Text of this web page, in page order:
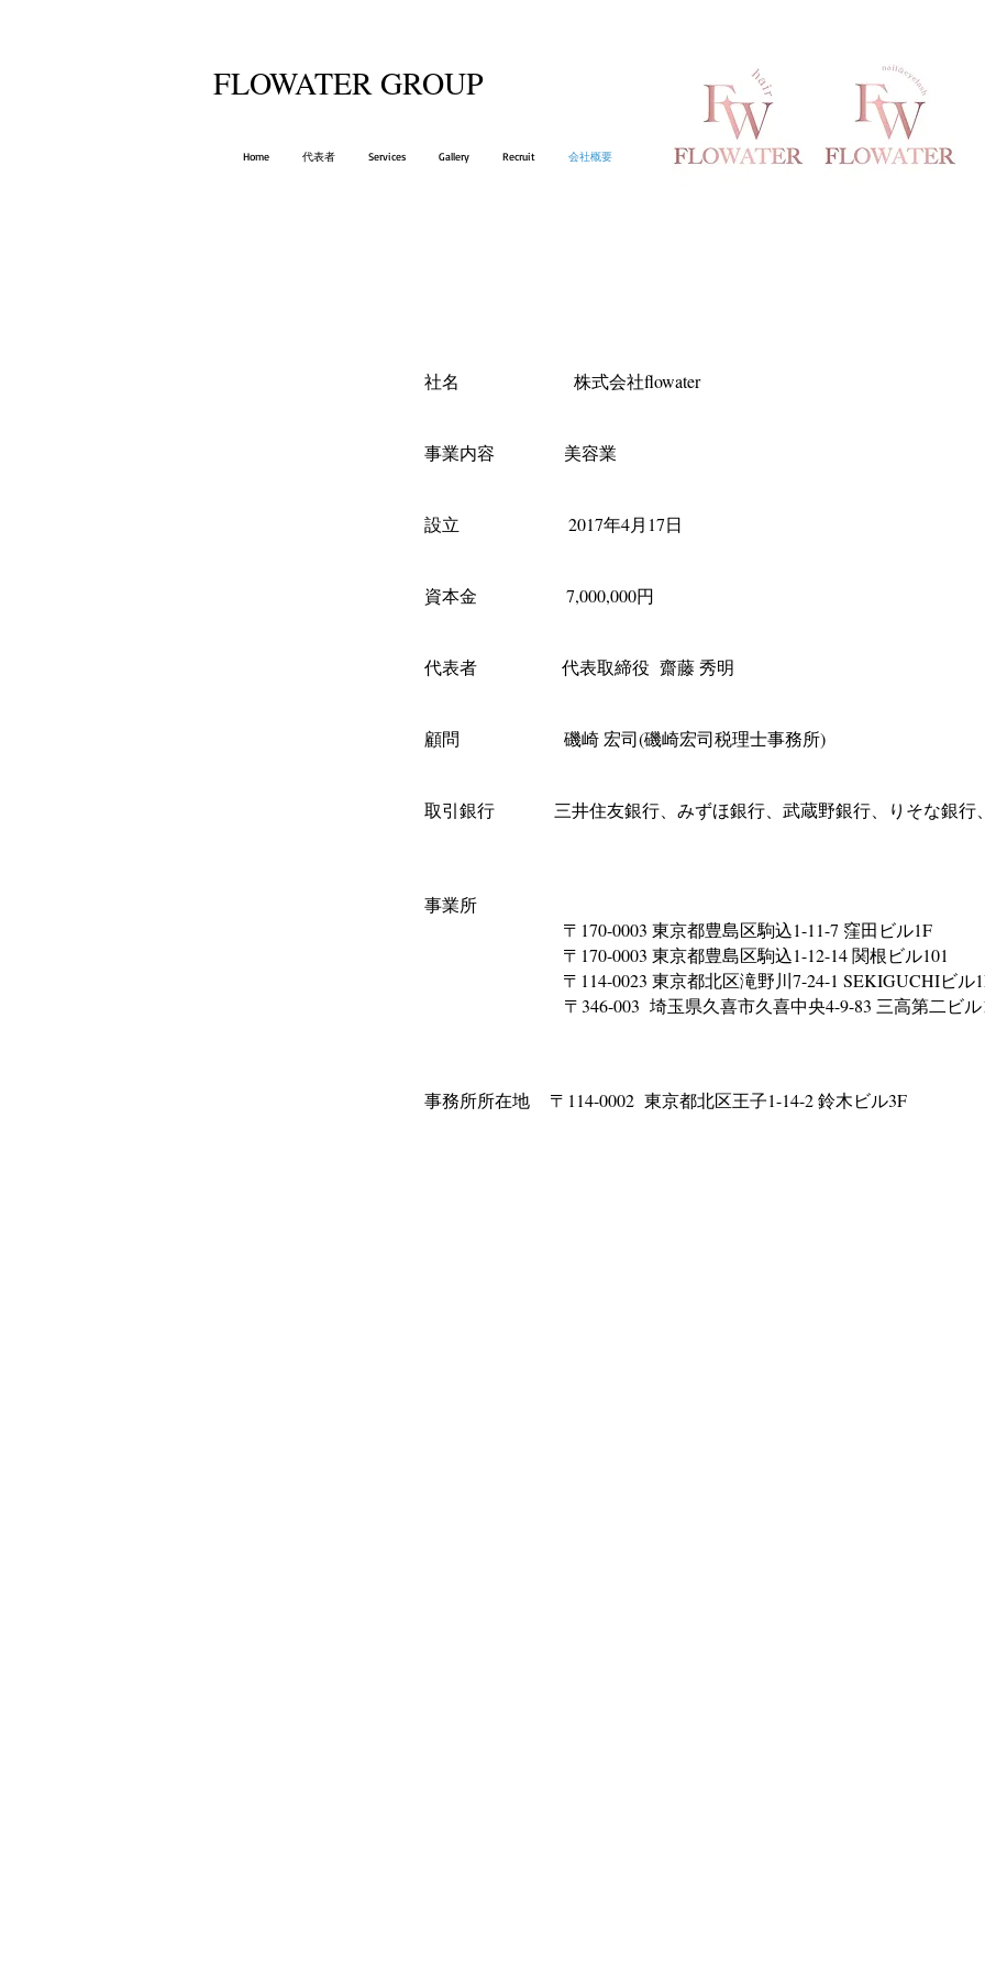
Home 代表者 Services Gallery Recruit 会社概要
​FLOWATER GROUP
社名 株式会社flowater​
事業内容 美容業
設立 2017年4月17日
資本金 7,000,000円
代表者 代表取締役 齋藤 秀明
顧問 磯崎 宏司(磯崎宏司税理士事務所)
取引銀行 三井住友銀行、みずほ銀行、武蔵野銀行、りそな銀行
事業所
〒170-0003 東京都豊島区駒込1-11-7 窪田ビル1F
〒170-0003 東京都豊島区駒込1-12-14 関根ビル101
〒114-0023 東京都北区滝野川7-24-1 SEKIGUCHIビル
〒346-003 埼玉県久喜市久喜中央4-9-83 三高第二ビル
​事務所所在地 〒114-0002 東京都北区王子1-14-2 鈴木ビル3F